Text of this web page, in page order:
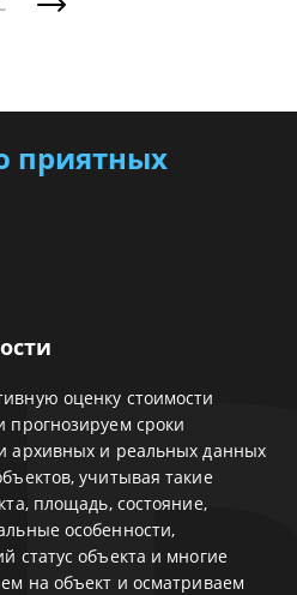
приятных
оценку стоимости
прогнозируем сроки
архивных и реальных данных
учитывая такие
площадь, состояние,
особенности,
статус объекта и многие
на объект и осматриваем